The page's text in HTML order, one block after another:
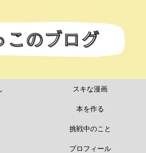
スキな漫画
本を作る
挑戦中のこと
プロフィール